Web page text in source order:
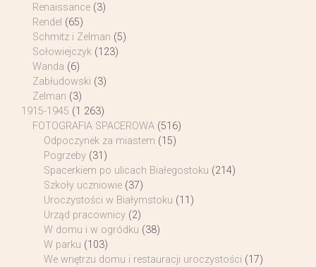
Renaissance (3)
Rendel (65)
Schmitz i Zelman (5)
Sołowiejczyk (123)
Wanda (6)
Zabłudowski (3)
Zelman (3)
1915-1945 (1 263)
FOTOGRAFIA SPACEROWA (516)
Odpoczynek za miastem (15)
Pogrzeby (31)
Spacerkiem po ulicach Białegostoku (214)
Szkoły uczniowie (37)
Uroczystości w Białymstoku (11)
Urząd pracownicy (2)
W domu i w ogródku (38)
W parku (103)
We wnętrzu domu i restauracji uroczystości (17)